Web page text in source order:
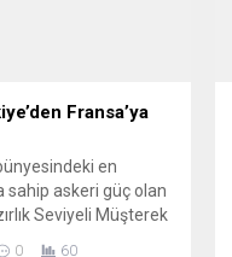
Fransa’ya
en
sahip askeri güç olan
Seviyeli Müşterek
0 60